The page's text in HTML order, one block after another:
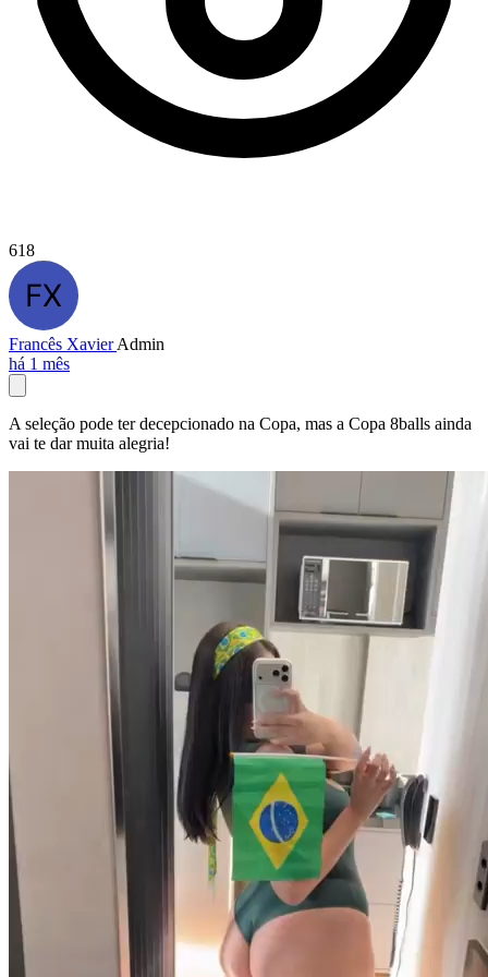
618
Francês XavierAdmin
há 1 mês
A seleção pode ter decepcionado na Copa, mas a Copa 8balls ainda
vai te dar muita alegria!